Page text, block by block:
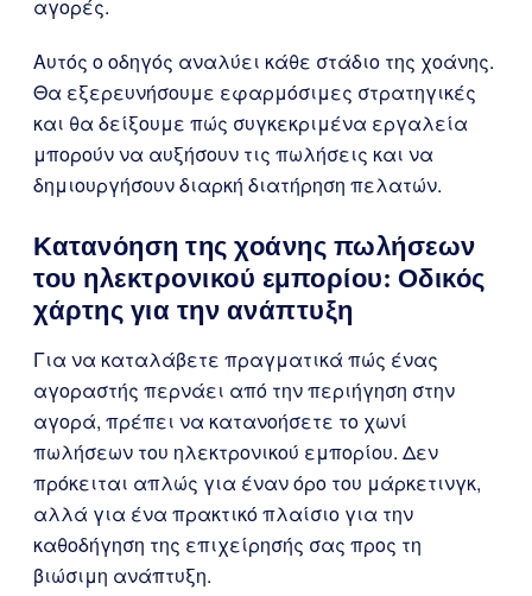
αγορές.
Αυτός ο οδηγός αναλύει κάθε στάδιο της χοάνης.
Θα εξερευνήσουμε εφαρμόσιμες στρατηγικές
και θα δείξουμε πώς συγκεκριμένα εργαλεία
μπορούν να αυξήσουν τις πωλήσεις και να
δημιουργήσουν διαρκή διατήρηση πελατών.
Κατανόηση της χοάνης πωλήσεων
του ηλεκτρονικού εμπορίου: Οδικός
χάρτης για την ανάπτυξη
Για να καταλάβετε πραγματικά πώς ένας
αγοραστής περνάει από την περιήγηση στην
αγορά, πρέπει να κατανοήσετε το χωνί
πωλήσεων του ηλεκτρονικού εμπορίου. Δεν
πρόκειται απλώς για έναν όρο του μάρκετινγκ,
αλλά για ένα πρακτικό πλαίσιο για την
καθοδήγηση της επιχείρησής σας προς τη
βιώσιμη ανάπτυξη.